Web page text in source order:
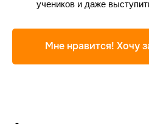
учеников и даже
Мне нравится! Хочу